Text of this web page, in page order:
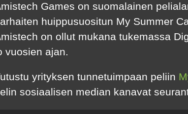
Games on suomalainen
huippusuositun My Summer
on ollut mukana tukemassa
vuosien ajan.
yrityksen tunnetuimpaan peliin
sosiaalisen median kanavat